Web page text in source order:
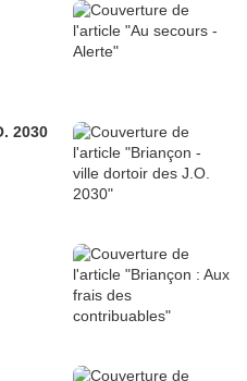
2030